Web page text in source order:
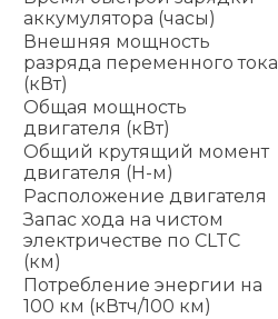
аккумулятора (часы)
Внешняя мощность
разряда переменного тока
(кВт)
Общая мощность
двигателя (кВт)
Общий крутящий момент
двигателя (Н-м)
Расположение двигателя
Запас хода на чистом
электричестве по CLTC
(км)
Потребление энергии на
100 км (кВтч/100 км)